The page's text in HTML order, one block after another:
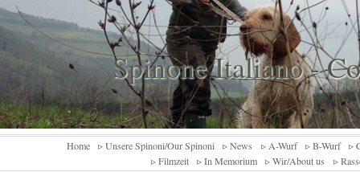
Spinone Italiano -
Home ▹ Unsere Spinoni/Our Spinoni ▹ News ▹ A-Wurf ▹ B-Wurf
▹
▹ Filmzeit
▹ In Memorium ▹ Wir/About us ▹